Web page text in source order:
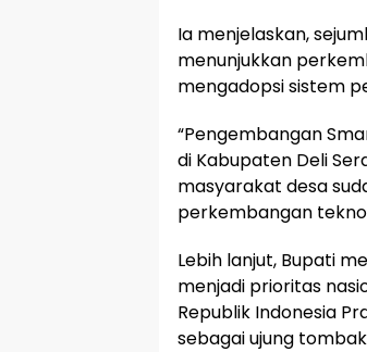
Ia menjelaskan,
menunjukkan
mengadopsi sistem
“Pengembangan
di Kabupaten Deli
masyarakat desa
perkembangan
Lebih lanjut, Bupati
menjadi prioritas
Republik Indonesia
sebagai ujung